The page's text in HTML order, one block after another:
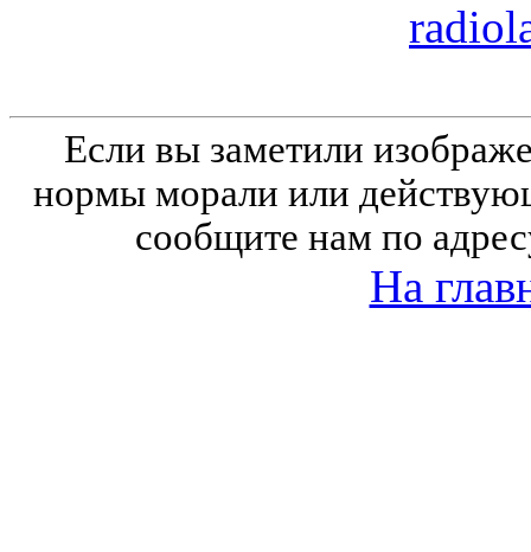
Если вы заметили
нормы морали или
сообщите нам по
На